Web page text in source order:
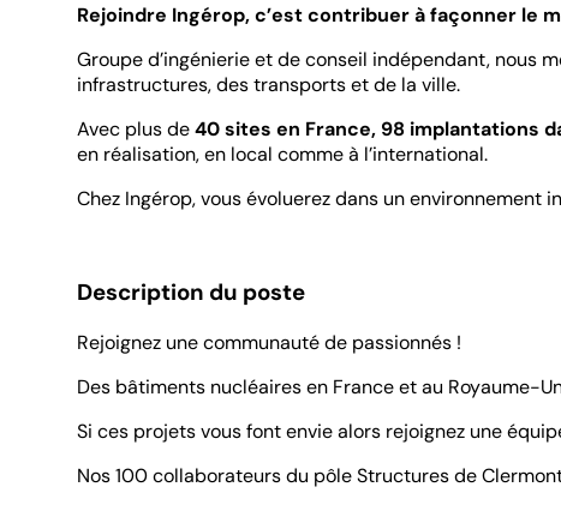
Rejoindre Ingérop, c’est contribuer à façonner le
Groupe d’ingénierie et de conseil indépendant, nous
infrastructures, des transports et de la ville.
Avec plus de40 sites en France, 98 implantations
en réalisation, en local comme à l’international.
Chez Ingérop, vous évoluerez dans un
Description du poste
Rejoignez une communauté de passionnés !
Des bâtiments nucléaires en France et au Royaume-
Si ces projets vous font envie alors rejoignez une
Nos 100 collaborateurs du pôle Structures de